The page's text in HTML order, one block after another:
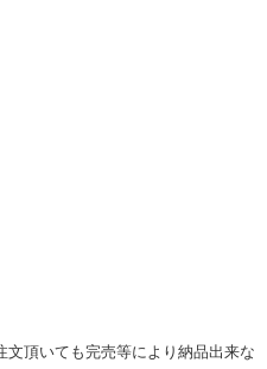
ばかりを幅広く取り揃えていま
お客様が選ぶ楽しみも増しま
頂いても完売等により納品出来な